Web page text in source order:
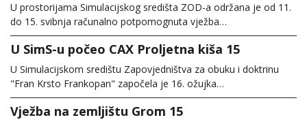
U prostorijama Simulacijskog središta ZOD-a održana je od 11.
do 15. svibnja računalno potpomognuta vježba…
U SimS-u počeo CAX Proljetna kiša 15
U Simulacijskom središtu Zapovjedništva za obuku i doktrinu
"Fran Krsto Frankopan" započela je 16. ožujka…
Vježba na zemljištu Grom 15